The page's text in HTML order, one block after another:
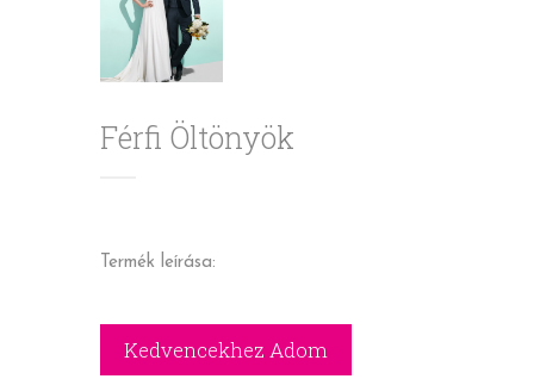
Férfi Öltönyök
Termék leírása: